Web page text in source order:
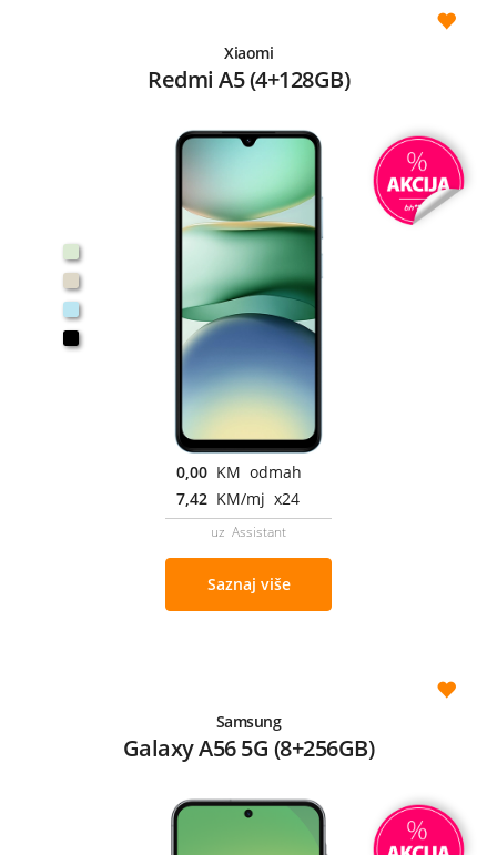
Xiaomi
Redmi A5 (4+128GB)
0,00 KM odmah
7,42 KM/mj x24
uz Assistant
Saznaj više
Samsung
Galaxy A56 5G (8+256GB)